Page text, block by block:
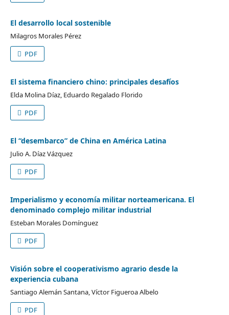
El desarrollo local sostenible
Milagros Morales Pérez
PDF
El sistema financiero chino: principales desafíos
Elda Molina Díaz, Eduardo Regalado Florido
PDF
El “desembarco” de China en América Latina
Julio A. Díaz Vázquez
PDF
Imperialismo y economía militar norteamericana. El
denominado complejo militar industrial
Esteban Morales Domínguez
PDF
Visión sobre el cooperativismo agrario desde la
experiencia cubana
Santiago Alemán Santana, Víctor Figueroa Albelo
PDF